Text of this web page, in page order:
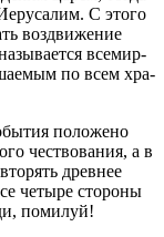
С этого
воз­дви­же­ние
все­мир­
по всем хра­
по­ло­же­но
че­ство­ва­ния, а в
древ­нее
че­ты­ре сто­ро­ны
по­ми­луй!